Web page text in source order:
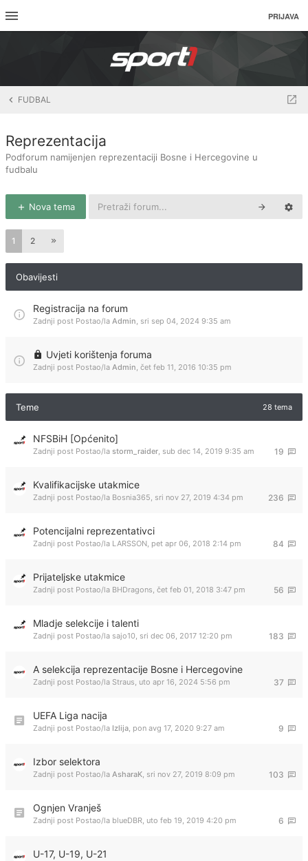
PRIJAVA
FUDBAL
Reprezentacija
Podforum namijenjen reprezentaciji Bosne i Hercegovine u
fudbalu
Nova tema
1 2
Obavijesti
Registracija na forum
Zadnji post Postao/la Admin, sri sep 04, 2024 9:35 am
Uvjeti korištenja foruma
Zadnji post Postao/la Admin, čet feb 11, 2016 10:35 pm
Teme 28 tema
NFSBiH [Općenito]
19
Zadnji post Postao/la storm_raider, sub dec 14, 2019 9:35 am
Kvalifikacijske utakmice
236
Zadnji post Postao/la Bosnia365, sri nov 27, 2019 4:34 pm
Potencijalni reprezentativci
84
Zadnji post Postao/la LARSSON, pet apr 06, 2018 2:14 pm
Prijateljske utakmice
56
Zadnji post Postao/la BHDragons, čet feb 01, 2018 3:47 pm
Mladje selekcije i talenti
183
Zadnji post Postao/la sajo10, sri dec 06, 2017 12:20 pm
A selekcija reprezentacije Bosne i Hercegovine
37
Zadnji post Postao/la Straus, uto apr 16, 2024 5:56 pm
UEFA Liga nacija
9
Zadnji post Postao/la Izlija, pon avg 17, 2020 9:27 am
Izbor selektora
103
Zadnji post Postao/la AsharaK, sri nov 27, 2019 8:09 pm
Ognjen Vranješ
6
Zadnji post Postao/la blueDBR, uto feb 19, 2019 4:20 pm
U-17, U-19, U-21